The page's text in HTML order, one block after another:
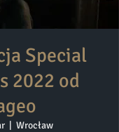
Special
2022 od
  |
Wrocław